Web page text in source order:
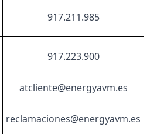
917.211.985
917.223.900
atcliente@energyavm.es
reclamaciones@energyavm.es